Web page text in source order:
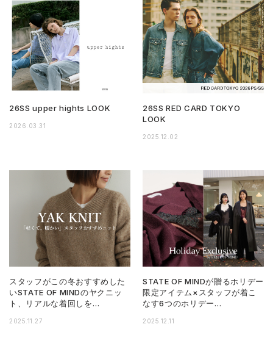
26SS upper hights LOOK
2026.03.31
26SS RED CARD TOKYO
LOOK
2025.12.02
スタッフがこの冬おすすめした
いSTATE OF MINDのヤクニッ
ト、リアルな着回しを…
2025.11.27
STATE OF MINDが贈るホリデー
限定アイテム×スタッフが着こ
なす6つのホリデー…
2025.12.11